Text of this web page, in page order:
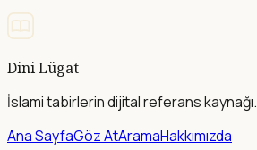
Dini Lügat
İslami tabirlerin dijital referans kaynağı.
Ana SayfaGöz AtAramaHakkımızda